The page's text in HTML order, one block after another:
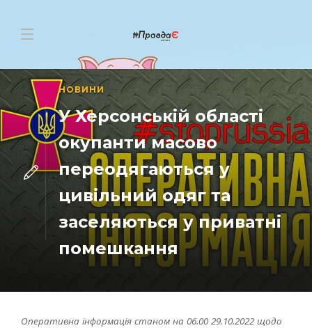
НОВИНИ
У Херсонській області
окупанти масово
переодягаються у
цивільний одяг та
заселяються у приватні
помешкання
Оперативна інформація станом на 06.00 29.10.2022 щодо